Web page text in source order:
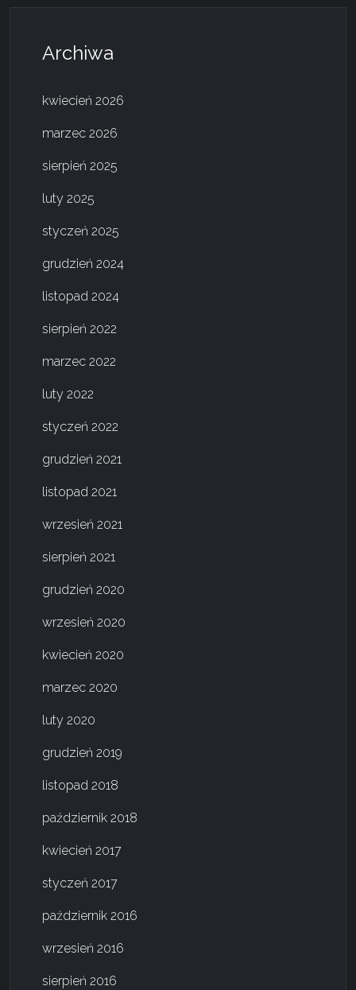
Archiwa
kwiecień 2026
marzec 2026
sierpień 2025
luty 2025
styczeń 2025
grudzień 2024
listopad 2024
sierpień 2022
marzec 2022
luty 2022
styczeń 2022
grudzień 2021
listopad 2021
wrzesień 2021
sierpień 2021
grudzień 2020
wrzesień 2020
kwiecień 2020
marzec 2020
luty 2020
grudzień 2019
listopad 2018
październik 2018
kwiecień 2017
styczeń 2017
październik 2016
wrzesień 2016
sierpień 2016